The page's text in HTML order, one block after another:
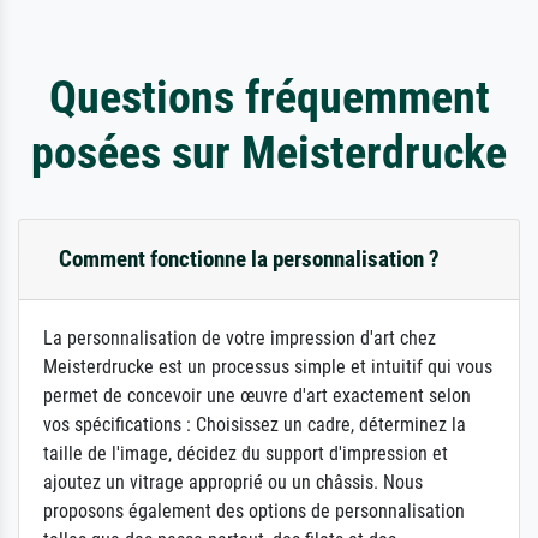
Questions fréquemment
posées sur Meisterdrucke
Comment fonctionne la personnalisation ?
La personnalisation de votre impression d'art chez
Meisterdrucke est un processus simple et intuitif qui vous
permet de concevoir une œuvre d'art exactement selon
vos spécifications : Choisissez un cadre, déterminez la
taille de l'image, décidez du support d'impression et
ajoutez un vitrage approprié ou un châssis. Nous
proposons également des options de personnalisation